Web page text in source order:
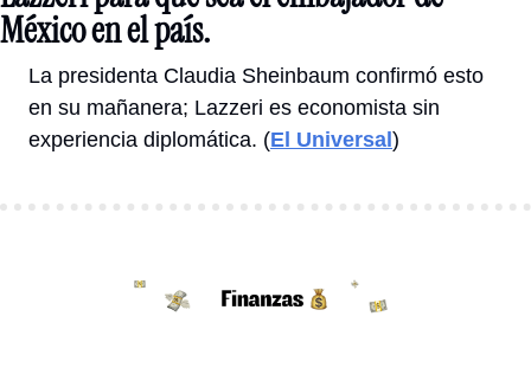
México en el país.
La presidenta Claudia Sheinbaum confirmó esto
en su mañanera; Lazzeri es economista sin
experiencia diplomática. (El Universal )